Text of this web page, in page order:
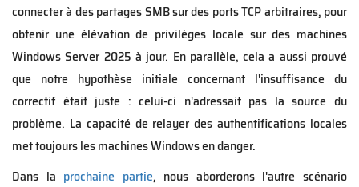
connecter à des partages SMB sur des ports TCP arbitraires, pour
obtenir une élévation de privilèges locale sur des machines
Windows Server 2025 à jour. En parallèle, cela a aussi prouvé
que notre hypothèse initiale concernant l'insuffisance du
correctif était juste : celui-ci n'adressait pas la source du
problème. La capacité de relayer des authentifications locales
met toujours les machines Windows en danger.
Dans la prochaine partie, nous aborderons l'autre scénario